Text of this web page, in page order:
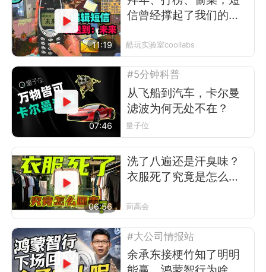
11:19
信曾经撑起了我们的前
酷玩实验室coollabs
07:46
#5分钟科普
从飞船到汽车，卡尔曼
滤波为何无处不在？
量子位
06:56
洗了八遍还是汗臭味？
衣服死了究竟是怎么回
茼蒿会
#大公司情报站
余承东接梗竹知了明明